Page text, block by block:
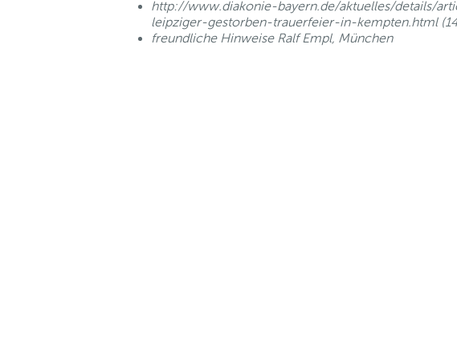
http://www.diakonie-bayern.de/aktuelles/details/
leipziger-gestorben-trauerfeier-in-kempten.html
freundliche Hinweise Ralf Empl, München